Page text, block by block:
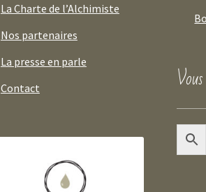
La Charte de l’Alchimiste
Nos partenaires
La presse en parle
Contact